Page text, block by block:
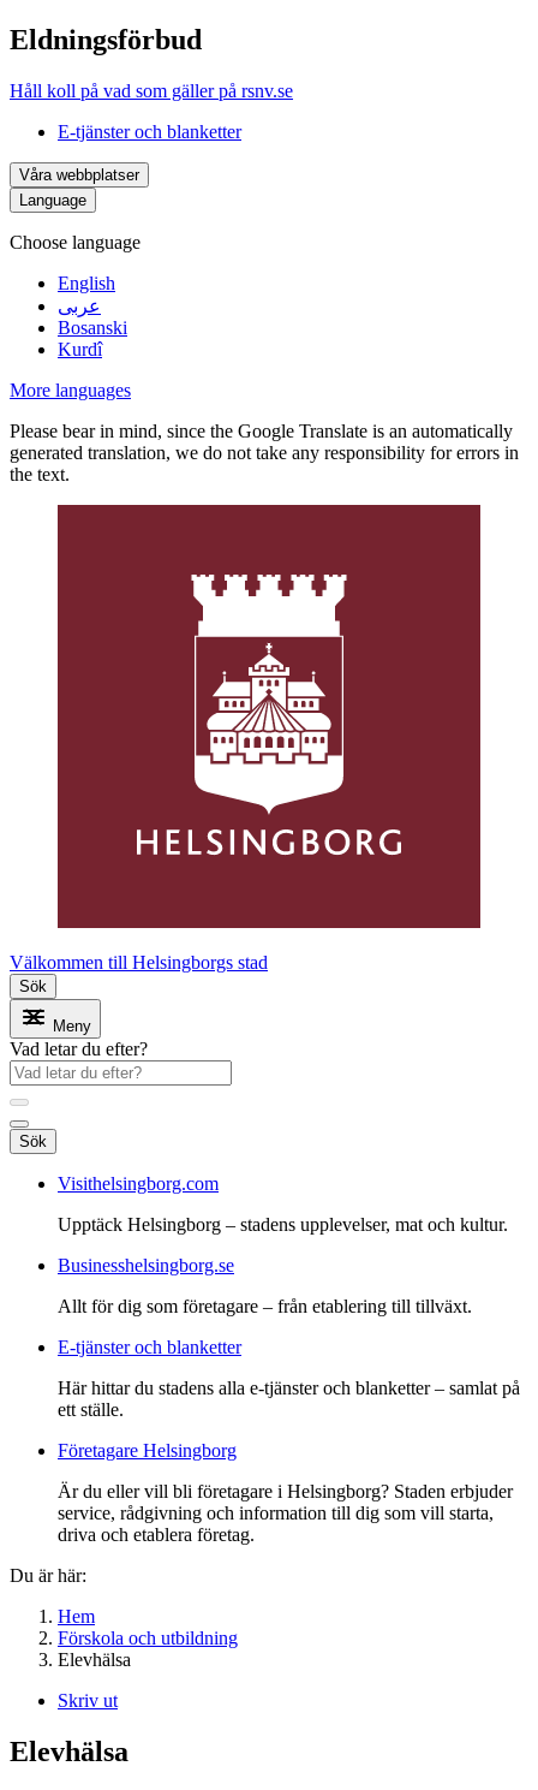
Eldningsförbud
Håll koll på vad som gäller på rsnv.se
E-tjänster och blanketter
Våra webbplatser
Language
Choose language
English
عربى
Bosanski
Kurdî
More languages
Please bear in mind, since the Google Translate is an automatically
generated translation, we do not take any responsibility for errors in
the text.
Välkommen till Helsingborgs stad
Sök
Meny
Vad letar du efter?
Sök
Visithelsingborg.com
Upptäck Helsingborg – stadens upplevelser, mat och kultur.
Businesshelsingborg.se
Allt för dig som företagare – från etablering till tillväxt.
E-tjänster och blanketter
Här hittar du stadens alla e-tjänster och blanketter – samlat på
ett ställe.
Företagare Helsingborg
Är du eller vill bli företagare i Helsingborg? Staden erbjuder
service, rådgivning och information till dig som vill starta,
driva och etablera företag.
Du är här:
Hem
Förskola och utbildning
Elevhälsa
Skriv ut
Elevhälsa